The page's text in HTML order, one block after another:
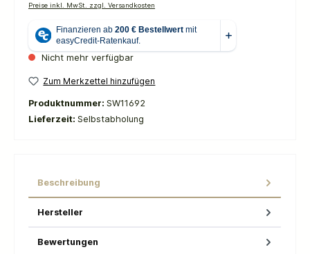
Preise inkl. MwSt. zzgl. Versandkosten
Nicht mehr verfügbar
Zum Merkzettel hinzufügen
Produktnummer: SW11692
Lieferzeit: Selbstabholung
Beschreibung
Hersteller
Bewertungen